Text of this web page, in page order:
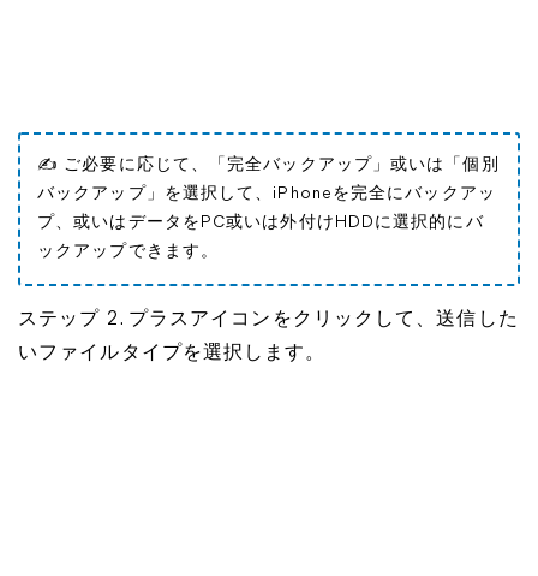
✍ ご必要に応じて、「完全バックアップ」或いは「個別
バックアップ」を選択して、iPhoneを完全にバックアッ
プ、或いはデータをPC或いは外付けHDDに選択的にバ
ックアップできます。
ステップ 2. プラスアイコンをクリックして、送信した
いファイルタイプを選択します。